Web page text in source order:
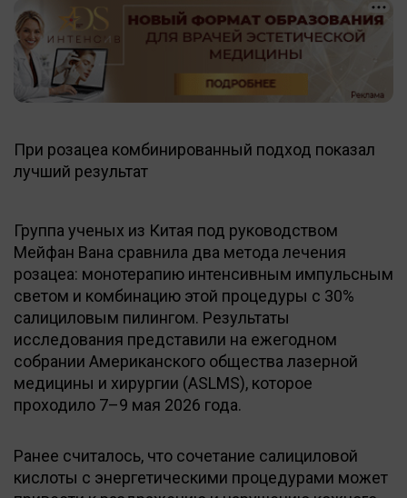
При розацеа комбинированный подход показал
лучший результат
Группа ученых из Китая под руководством
Мейфан Вана сравнила два метода лечения
розацеа: монотерапию интенсивным импульсным
светом и комбинацию этой процедуры с 30%
салициловым пилингом. Результаты
исследования представили на ежегодном
собрании Американского общества лазерной
медицины и хирургии (ASLMS), которое
проходило 7–9 мая 2026 года.
Ранее считалось, что сочетание салициловой
кислоты с энергетическими процедурами может